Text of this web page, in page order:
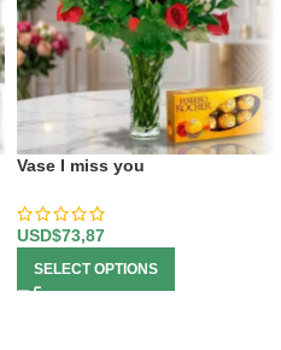
Vase I miss you
USD$73,87
SELECT OPTIONS